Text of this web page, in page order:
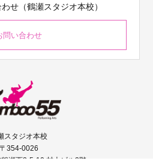
せ（鶴瀬スタジオ本校）
問い合わせ
スタジオ本校
〒354-0026
瀬西2-5-10 村上ビル2階